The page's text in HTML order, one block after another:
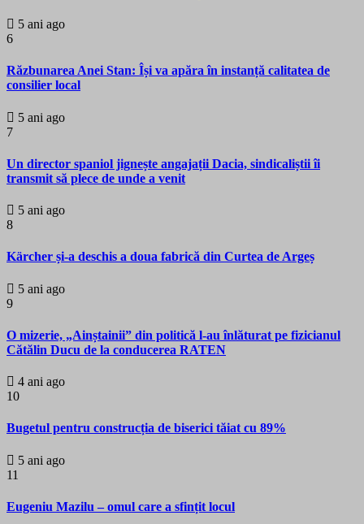
5 ani ago
6
Răzbunarea Anei Stan: Își va apăra în instanță calitatea de
consilier local
5 ani ago
7
Un director spaniol jignește angajații Dacia, sindicaliștii îi
transmit să plece de unde a venit
5 ani ago
8
Kärcher și-a deschis a doua fabrică din Curtea de Argeș
5 ani ago
9
O mizerie, „Ainștainii” din politică l-au înlăturat pe fizicianul
Cătălin Ducu de la conducerea RATEN
4 ani ago
10
Bugetul pentru construcția de biserici tăiat cu 89%
5 ani ago
11
Eugeniu Mazilu – omul care a sfințit locul